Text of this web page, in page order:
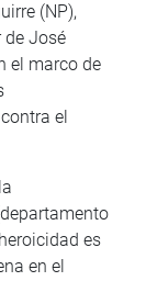
(NP),
de José
el marco de
el
es
en el